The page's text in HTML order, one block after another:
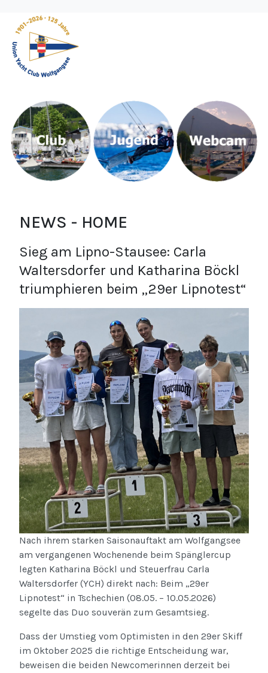
NEWS - HOME
Sieg am Lipno-Stausee: Carla
Waltersdorfer und Katharina Böckl
triumphieren beim „29er Lipnotest“
Nach ihrem starken Saisonauftakt am Wolfgangsee
am vergangenen Wochenende beim Spänglercup
legten Katharina Böckl und Steuerfrau Carla
Waltersdorfer (YCH) direkt nach: Beim „29er
Lipnotest“ in Tschechien (08.05. – 10.05.2026)
segelte das Duo souverän zum Gesamtsieg.
Dass der Umstieg vom Optimisten in den 29er Skiff
im Oktober 2025 die richtige Entscheidung war,
beweisen die beiden Newcomerinnen derzeit bei